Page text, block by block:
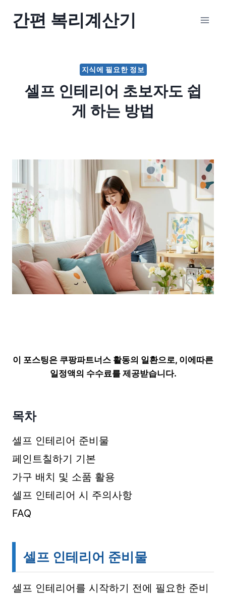
간편 복리계산기
지식에 필요한 정보
셀프 인테리어 초보자도 쉽
게 하는 방법
이 포스팅은 쿠팡파트너스 활동의 일환으로, 이에따른
일정액의 수수료를 제공받습니다.
목차
셀프 인테리어 준비물
페인트칠하기 기본
가구 배치 및 소품 활용
셀프 인테리어 시 주의사항
FAQ
셀프 인테리어 준비물
셀프 인테리어를 시작하기 전에 필요한 준비